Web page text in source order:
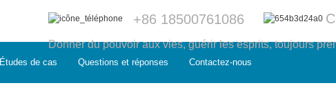
+86 18500761086
Donner du pouvoir aux vies, guérir les esprits, toujours
Études de cas Questions et réponses Contactez-nous